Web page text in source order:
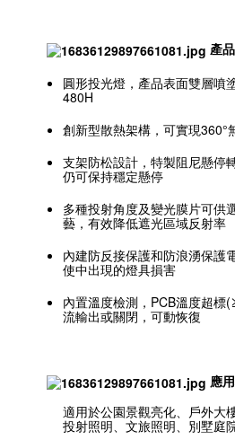
產
圓形投光燈，產品表面雙層噴
480H
創新型散熱架構，可實現360°
支架防松設計，特製阻尼懸停
仍可保持穩定懸停
多種投射角度及變光膜片可供
藝，有效降低遮光區域反射率
內建防反接保護和防浪湧保護
使中出現的燈具損害
內置溫度檢測，PCB溫度超
流輸出或關閉，可動恢復
應
適用於公園景觀亮化、戶外大
投射照明、文旅照明、別墅庭